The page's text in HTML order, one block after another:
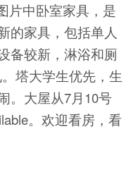
片中卧室家具，是
的家具，包括单人
备较新，淋浴和厕
塔大学生优先，生
。大屋从7月10号
。欢迎看房，看